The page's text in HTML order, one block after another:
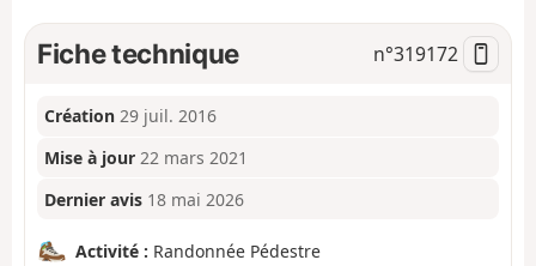
Fiche technique n°319172
Création 29 juil. 2016
Mise à jour 22 mars 2021
Dernier avis 18 mai 2026
Activité : Randonnée Pédestre